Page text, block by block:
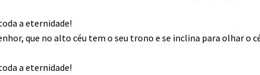
a eternidade!
que no alto céu tem o seu trono e se inclina para olhar o
a eternidade!